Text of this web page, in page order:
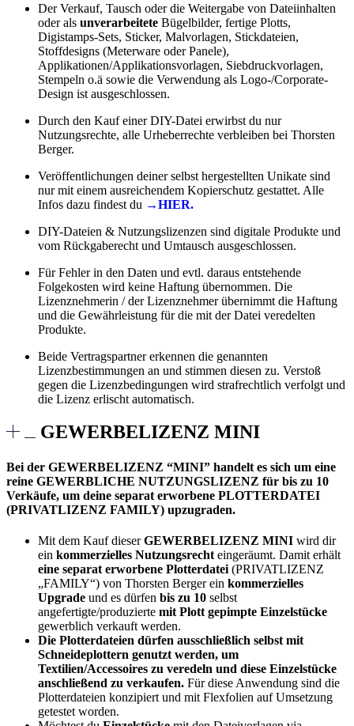
Der Verkauf, Tausch oder die Weitergabe von Dateiinhalten
oder als unverarbeitete Bügelbilder, fertige Plotts,
Digistamps-Sets, Sticker, Malvorlagen, Stickdateien,
Stoffdesigns (Meterware oder Panele),
Applikationen/Applikationsvorlagen, Siebdruckvorlagen,
Stempeln o.ä sowie die Verwendung als Logo-/Corporate-
Design ist ausgeschlossen.
Durch den Kauf einer DIY-Datei erwirbst du nur
Nutzungsrechte, alle Urheberrechte verbleiben bei Thorsten
Berger.
Veröffentlichungen deiner selbst hergestellten Unikate sind
nur mit einem ausreichendem Kopierschutz gestattet. Alle
Infos dazu findest du →HIER.
DIY-Dateien & Nutzungslizenzen sind digitale Produkte und
vom Rückgaberecht und Umtausch ausgeschlossen.
Für Fehler in den Daten und evtl. daraus entstehende
Folgekosten wird keine Haftung übernommen. Die
Lizenznehmerin / der Lizenznehmer übernimmt die Haftung
und die Gewährleistung für die mit der Datei veredelten
Produkte.
Beide Vertragspartner erkennen die genannten
Lizenzbestimmungen an und stimmen diesen zu. Verstoß
gegen die Lizenzbedingungen wird strafrechtlich verfolgt und
die Lizenz erlischt automatisch.
GEWERBELIZENZ MINI
Bei der GEWERBELIZENZ “MINI” handelt es sich um eine
reine GEWERBLICHE NUTZUNGSLIZENZ für bis zu 10
Verkäufe, um deine separat erworbene PLOTTERDATEI
(PRIVATLIZENZ FAMILY) upzugraden.
Mit dem Kauf dieserGEWERBELIZENZ MINI wird dir
ein kommerzielles Nutzungsrecht eingeräumt. Damit erhält
eine separat erworbene Plotterdatei (PRIVATLIZENZ
„FAMILY“) von Thorsten Berger ein kommerzielles
Upgrade und es dürfen bis zu 10 selbst
angefertigte/produzierte mit Plott gepimpte Einzelstücke
gewerblich verkauft werden.
Die Plotterdateien dürfen ausschließlich selbst mit
Schneideplottern genutzt werden, um
Textilien/Accessoires zu veredeln und diese Einzelstücke
anschließend zu verkaufen. Für diese Anwendung sind die
Plotterdateien konzipiert und mit Flexfolien auf Umsetzung
getestet worden.